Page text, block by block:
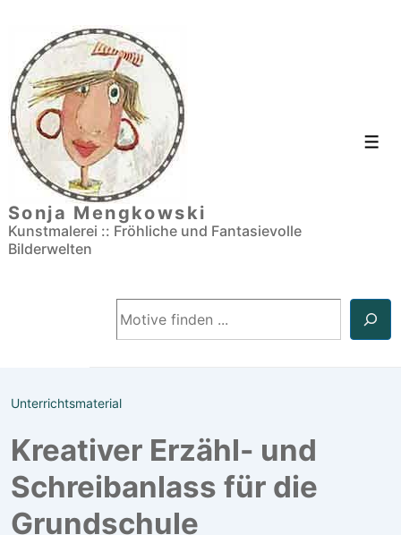
Inhalt
Sonja Mengkowski
Kunstmalerei :: Fröhliche und Fantasievolle
Bilderwelten
Unterrichtsmaterial
Kreativer Erzähl- und
Schreibanlass für die
Grundschule